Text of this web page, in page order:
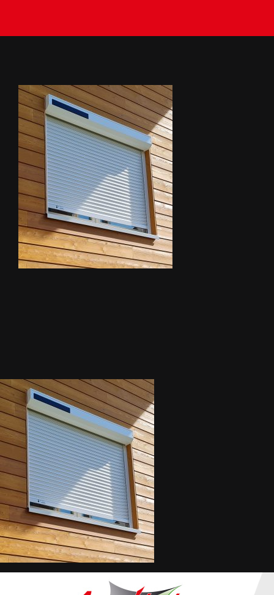
BACHES
METALLERIE
ÉQUIPEMENTS AGRICOLES
CONTACT